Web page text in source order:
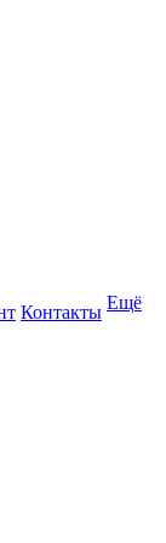
Контакты Ещё